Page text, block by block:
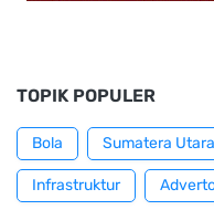
TOPIK POPULER
Bola Sumatera Utara
Infrastruktur